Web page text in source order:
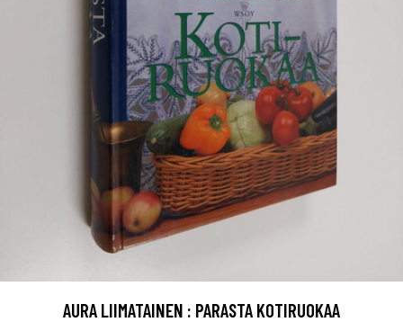
AURA LIIMATAINEN : PARASTA KOTIRUOKAA